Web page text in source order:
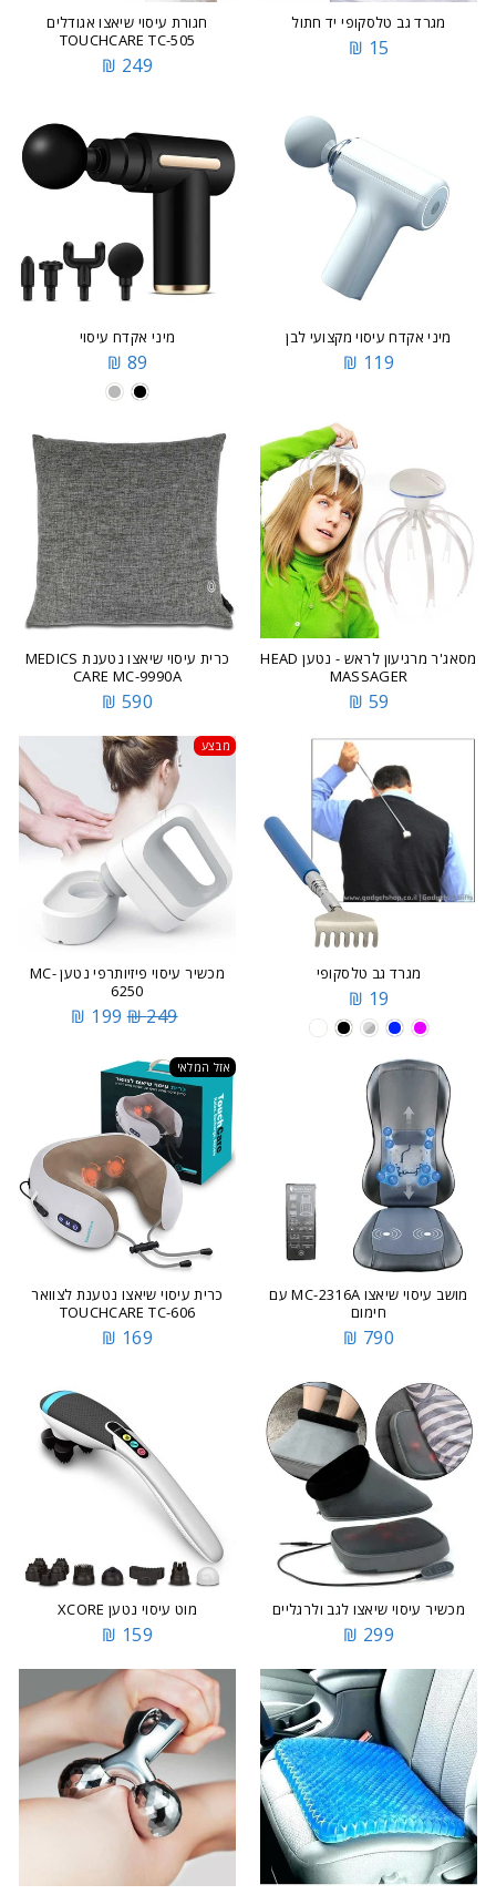
מגרד גב טלסקופי יד חתול
15 ₪
חגורת עיסוי שיאצו אגודלים
TOUCHCARE TC-505
249 ₪
מיני אקדח עיסוי מקצועי לבן
119 ₪
מיני אקדח עיסוי
89 ₪
מסאג'ר מרגיעון לראש - נטען HEAD
MASSAGER
59 ₪
כרית עיסוי שיאצו נטענת MEDICS
CARE MC-9990A
590 ₪
מגרד גב טלסקופי
19 ₪
מבצע
מכשיר עיסוי פיזיותרפי נטען MC-
6250
249 ₪
199 ₪
מושב עיסוי שיאצו MC-2316A עם
חימום
790 ₪
אזל המלאי
כרית עיסוי שיאצו נטענת לצוואר
TOUCHCARE TC-606
169 ₪
מכשיר עיסוי שיאצו לגב ולרגליים
299 ₪
מוט עיסוי נטען XCORE
159 ₪